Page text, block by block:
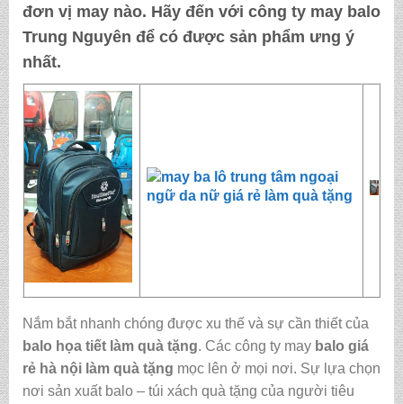
đơn vị may nào. Hãy đến với công ty may balo
Trung Nguyên để có được sản phẩm ưng ý
nhất.
Nắm bắt nhanh chóng được xu thế và sự cần thiết của
balo họa tiết làm quà tặng. Các công ty may balo giá
rẻ hà nộilàm quà tặng mọc lên ở mọi nơi. Sự lựa chọn
nơi sản xuất balo – túi xách quà tặng của người tiêu